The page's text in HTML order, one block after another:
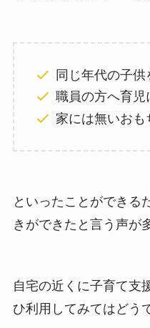
同じ年代の子
職員の方へ育児
家には無いお
といったことができる
きができたと言う声が
自宅の近くに子育て支
ひ利用してみてはどう